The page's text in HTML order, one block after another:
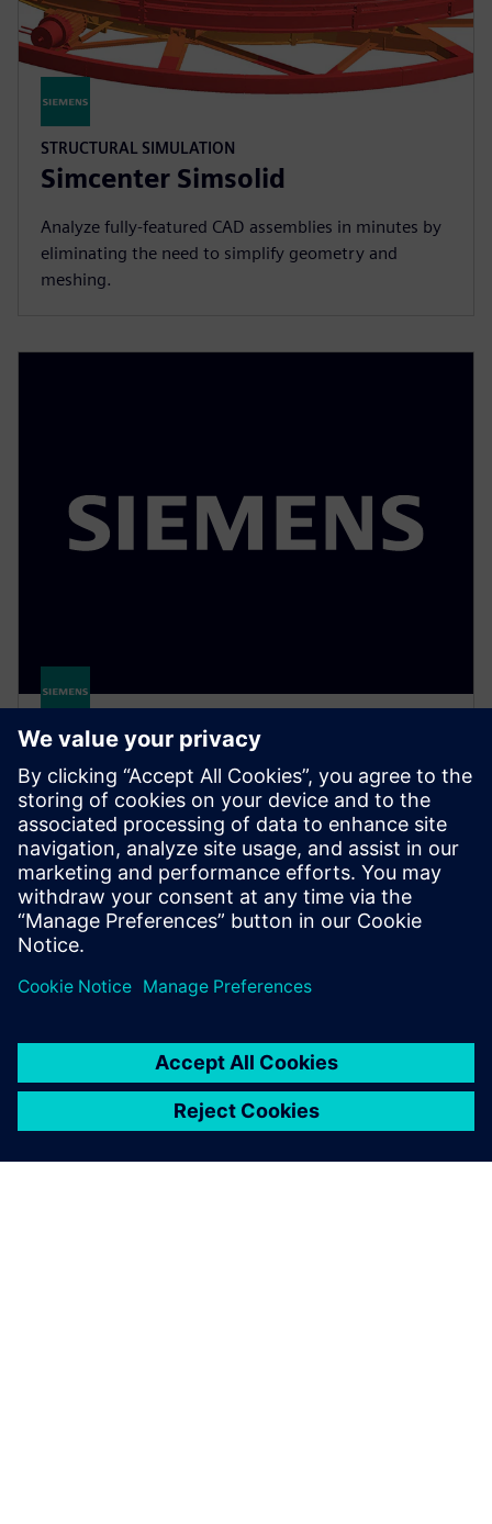
STRUCTURAL SIMULATION
Simcenter Simsolid
Analyze fully-featured CAD assemblies in minutes by
eliminating the need to simplify geometry and
meshing.
Simcenter Hyperstudy
A multidisciplinary design study solution that
enables engineers to efficiently explore, understand
and optimize design performance in an intuitive
environment.